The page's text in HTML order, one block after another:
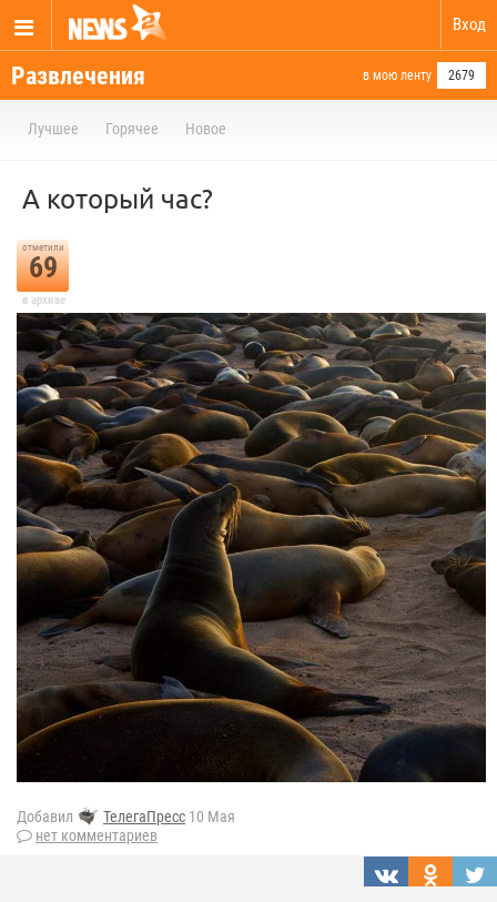
Вход
Развлечения в мою ленту 2679
Лучшее Горячее Новое
А который час?
отметили
69
в архиве
Добавил ТелегаПресс 10 Мая
нет комментариев